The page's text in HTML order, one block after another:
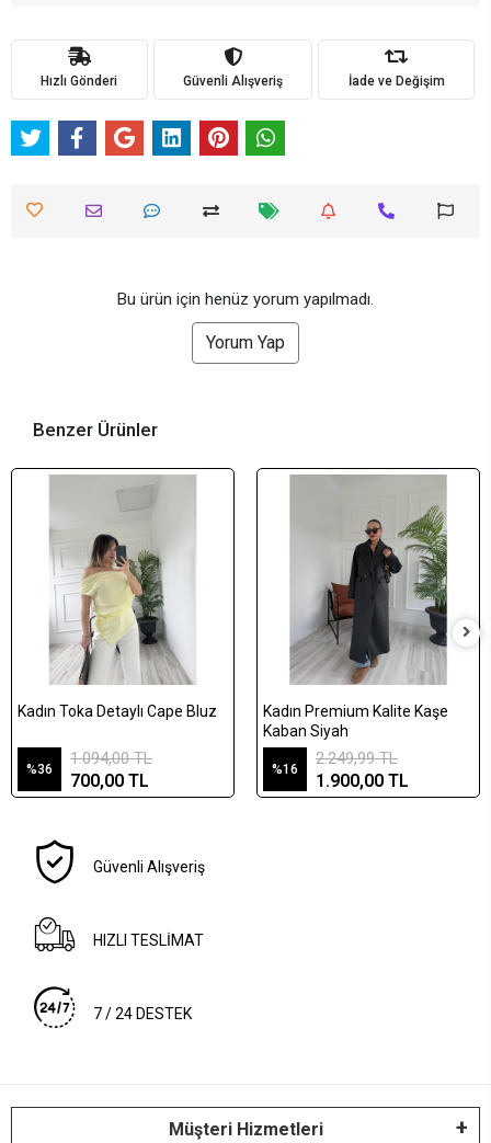
Hızlı Gönderi Güvenli Alışveriş İade ve Değişim
Bu ürün için henüz yorum yapılmadı.
Yorum Yap
Benzer Ürünler
Kadın Toka Detaylı Cape Bluz
%36
1.094,00 TL
700,00 TL
Kadın Premium Kalite Kaşe
Kaban Siyah
%16
2.249,99 TL
1.900,00 TL
Güvenli Alışveriş
HIZLI TESLİMAT
7 / 24 DESTEK
Müşteri Hizmetleri